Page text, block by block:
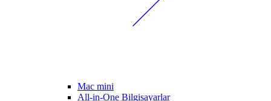
Mac mini
All-in-One Bilgisayarlar